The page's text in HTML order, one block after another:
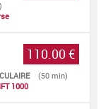
110.00 €
(50 min)
1000